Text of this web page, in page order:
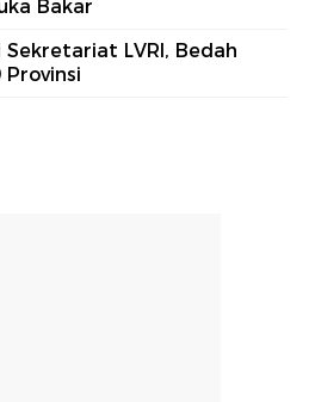
Bakar
LVRI, Bedah